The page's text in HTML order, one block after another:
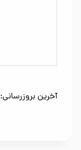
آخرین بروزرسانی: 1404/10/20 - 11:42:20